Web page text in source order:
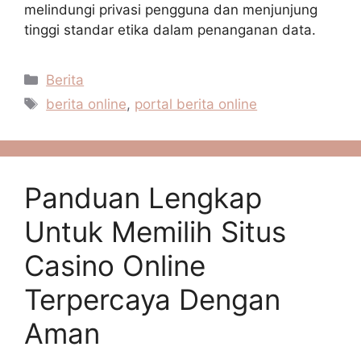
melindungi privasi pengguna dan menjunjung
tinggi standar etika dalam penanganan data.
Kategori
Berita
Tag
berita online, portal berita online
Panduan Lengkap
Untuk Memilih Situs
Casino Online
Terpercaya Dengan
Aman